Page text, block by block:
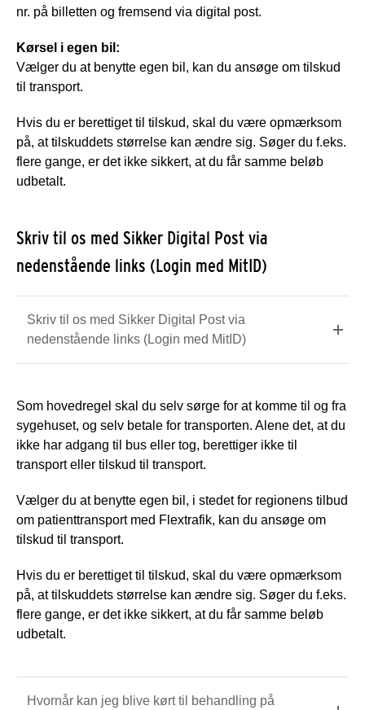
nr. på billetten og fremsend via digital post.
Kørsel i egen bil:
Vælger du at benytte egen bil, kan du ansøge om tilskud
til transport.
Hvis du er berettiget til tilskud, skal du være opmærksom
på, at tilskuddets størrelse kan ændre sig. Søger du f.eks.
flere gange, er det ikke sikkert, at du får samme beløb
udbetalt.
Skriv til os med Sikker Digital Post via
nedenstående links (Login med MitID)
Skriv til os med Sikker Digital Post via
nedenstående links (Login med MitID)
Som hovedregel skal du selv sørge for at komme til og fra
sygehuset, og selv betale for transporten. Alene det, at du
ikke har adgang til bus eller tog, berettiger ikke til
transport eller tilskud til transport.
Vælger du at benytte egen bil, i stedet for regionens tilbud
om patienttransport med Flextrafik, kan du ansøge om
tilskud til transport.
Hvis du er berettiget til tilskud, skal du være opmærksom
på, at tilskuddets størrelse kan ændre sig. Søger du f.eks.
flere gange, er det ikke sikkert, at du får samme beløb
udbetalt.
Hvornår kan jeg blive kørt til behandling på